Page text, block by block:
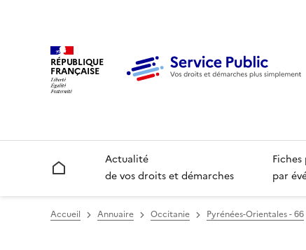
RÉPUBLIQUE
FRANÇAISE
Accueil
Actualité
de vos droits et démarches
par
Accueil Annuaire Occitanie Pyrénées-Orientales - 66